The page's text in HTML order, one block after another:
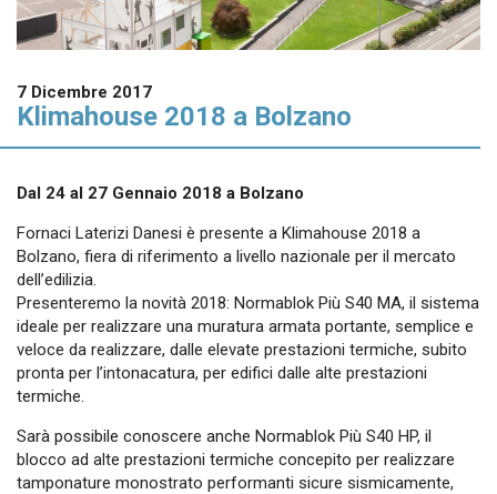
Novità dall’azienda
Normablok Più High Performance
Normablok Più Taglio Termico
Normablok Più S40 MA ricostruzione post
Referenze
Contatti
QuantiMattoni
7 Dicembre 2017
Klimahouse 2018 a Bolzano
Dal 24 al 27 Gennaio 2018 a Bolzano
Fornaci Laterizi Danesi è presente a Klimahouse 2018 a
Bolzano, fiera di riferimento a livello nazionale per il mercato
dell’edilizia.
Presenteremo la novità 2018: Normablok Più S40 MA, il sistema
ideale per realizzare una muratura armata portante, semplice e
veloce da realizzare, dalle elevate prestazioni termiche, subito
pronta per l’intonacatura, per edifici dalle alte prestazioni
termiche.
Sarà possibile conoscere anche Normablok Più S40 HP, il
blocco ad alte prestazioni termiche concepito per realizzare
tamponature monostrato performanti sicure sismicamente,